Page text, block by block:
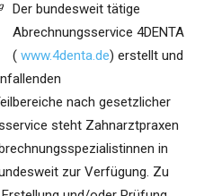
Der bundesweit tätige
Abrechnungsservice 4DENTA
( www.4denta.de) erstellt und
nach gesetzlicher
steht Zahnarztpraxen
in
zur Verfügung. Zu